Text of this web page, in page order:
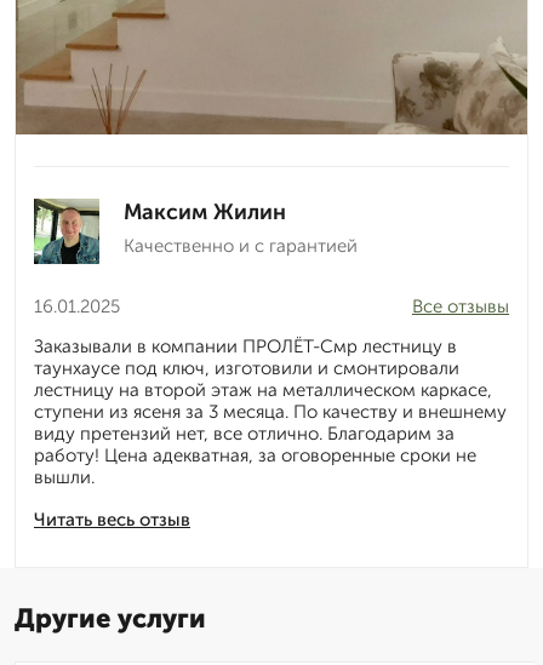
Максим Жилин
Качественно и с гарантией
16.01.2025
Читать весь отзыв
Все отзывы
Заказывали в компании ПРОЛЁТ-Смр лестницу в
таунхаусе под ключ, изготовили и смонтировали
лестницу на второй этаж на металлическом каркасе,
ступени из ясеня за 3 месяца. По качеству и внешнему
виду претензий нет, все отлично. Благодарим за
работу! Цена адекватная, за оговоренные сроки не
вышли.
Другие услуги